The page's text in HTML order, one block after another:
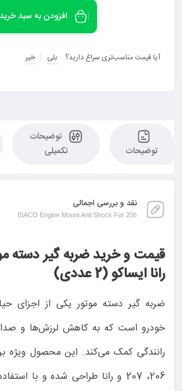
افزودن به سبد خرید
آیا قیمت مناسب‌تری سراغ دارید؟ بلی خیر
توضیحات
توضیحات
تکمیلی
نقد و بررسی اجمالی
ISACO Engine Mount Anti Shock For 206
رانا ایساکو (2 عددی)
ضربه گیر دسته موتور یکی از اجزای
خودرو است که به کاهش لرزش‌ها و
رانندگی کمک می‌کند. این محصول ویژه
206، 207 و رانا طراحی شده و با